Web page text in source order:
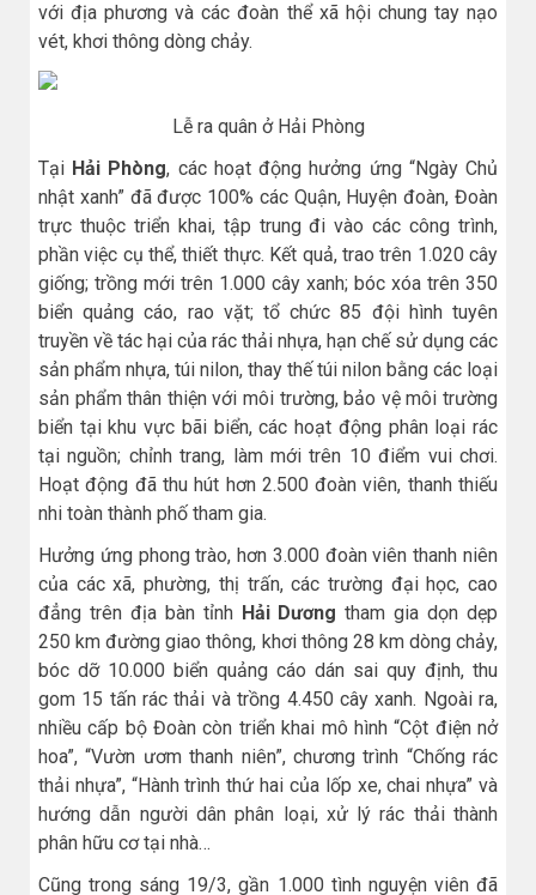
với địa phương và các đoàn thể xã hội chung tay nạo
vét, khơi thông dòng chảy.
Lễ ra quân ở Hải Phòng
Tại Hải Phòng, các hoạt động hưởng ứng “Ngày Chủ
nhật xanh” đã được 100% các Quận, Huyện đoàn, Đoàn
trực thuộc triển khai, tập trung đi vào các công trình,
phần việc cụ thể, thiết thực. Kết quả, trao trên 1.020 cây
giống; trồng mới trên 1.000 cây xanh; bóc xóa trên 350
biển quảng cáo, rao vặt; tổ chức 85 đội hình tuyên
truyền về tác hại của rác thải nhựa, hạn chế sử dụng các
sản phẩm nhựa, túi nilon, thay thế túi nilon bằng các loại
sản phẩm thân thiện với môi trường, bảo vệ môi trường
biển tại khu vực bãi biển, các hoạt động phân loại rác
tại nguồn; chỉnh trang, làm mới trên 10 điểm vui chơi.
Hoạt động đã thu hút hơn 2.500 đoàn viên, thanh thiếu
nhi toàn thành phố tham gia.
Hưởng ứng phong trào, hơn 3.000 đoàn viên thanh niên
của các xã, phường, thị trấn, các trường đại học, cao
đẳng trên địa bàn tỉnh Hải Dương tham gia dọn dẹp
250 km đường giao thông, khơi thông 28 km dòng chảy,
bóc dỡ 10.000 biển quảng cáo dán sai quy định, thu
gom 15 tấn rác thải và trồng 4.450 cây xanh. Ngoài ra,
nhiều cấp bộ Đoàn còn triển khai mô hình “Cột điện nở
hoa”, “Vườn ươm thanh niên”, chương trình “Chống rác
thải nhựa”, “Hành trình thứ hai của lốp xe, chai nhựa” và
hướng dẫn người dân phân loại, xử lý rác thải thành
phân hữu cơ tại nhà…
Cũng trong sáng 19/3, gần 1.000 tình nguyện viên đã